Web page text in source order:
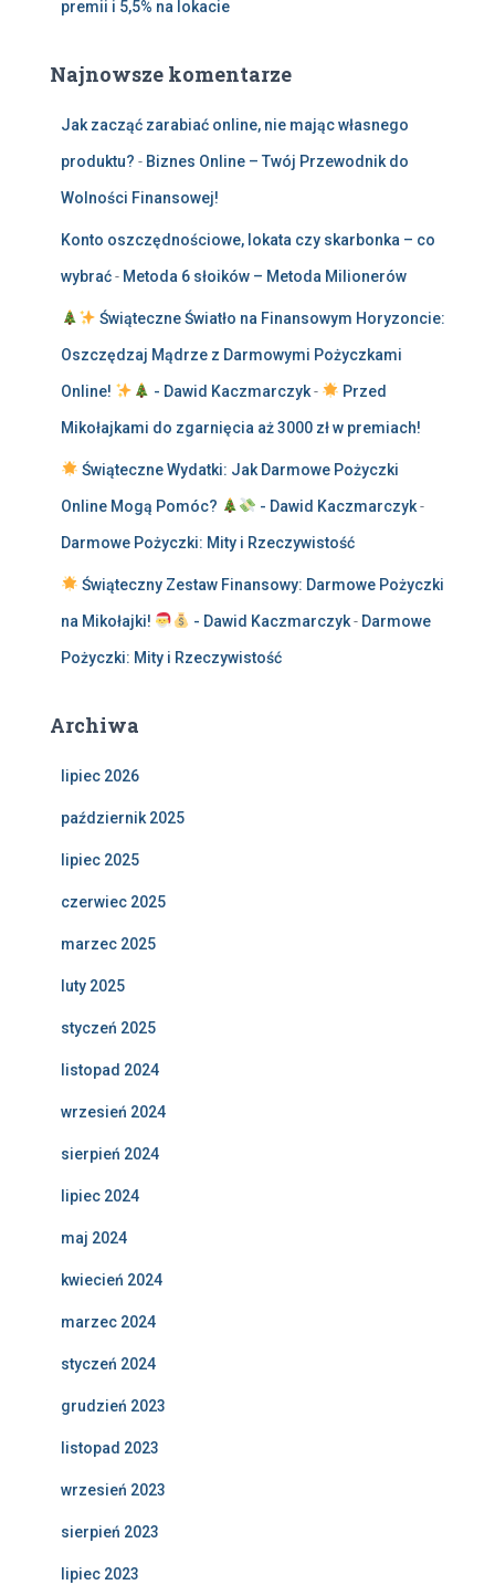
premii i 5,5% na lokacie
Najnowsze komentarze
Jak zacząć zarabiać online, nie mając własnego
produktu? - Biznes Online – Twój Przewodnik do
Wolności Finansowej!
Konto oszczędnościowe, lokata czy skarbonka – co
wybrać- Metoda 6 słoików – Metoda Milionerów
Świąteczne Światło na Finansowym Horyzoncie:
Oszczędzaj Mądrze z Darmowymi Pożyczkami
Online! - Dawid Kaczmarczyk- Przed
Mikołajkami do zgarnięcia aż 3000 zł w premiach!
Świąteczne Wydatki: Jak Darmowe Pożyczki
Online Mogą Pomóc? - Dawid Kaczmarczyk-
Darmowe Pożyczki: Mity i Rzeczywistość
Świąteczny Zestaw Finansowy: Darmowe Pożyczki
na Mikołajki! - Dawid Kaczmarczyk- Darmowe
Pożyczki: Mity i Rzeczywistość
Archiwa
lipiec 2026
październik 2025
lipiec 2025
czerwiec 2025
marzec 2025
luty 2025
styczeń 2025
listopad 2024
wrzesień 2024
sierpień 2024
lipiec 2024
maj 2024
kwiecień 2024
marzec 2024
styczeń 2024
grudzień 2023
listopad 2023
wrzesień 2023
sierpień 2023
lipiec 2023